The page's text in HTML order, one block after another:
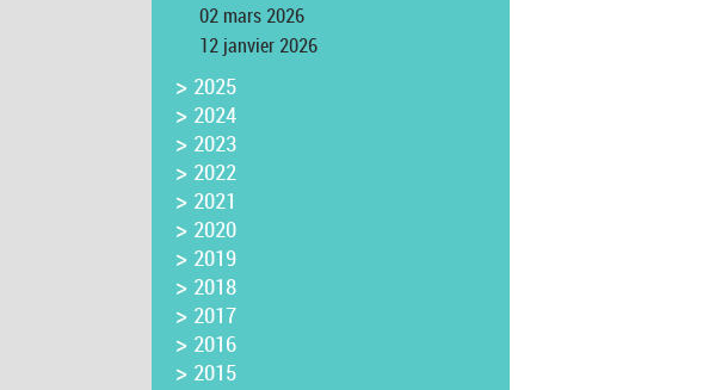
02 mars 2026
12 janvier 2026
> 2025
> 2024
> 2023
> 2022
> 2021
> 2020
> 2019
> 2018
> 2017
> 2016
> 2015